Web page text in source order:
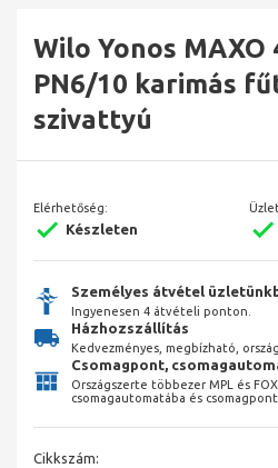
Wilo Yonos MAXO
PN6/10 karimás
szivattyú
Elérhetőség:
Készleten
Személyes átvétel
Ingyenesen 4 átvételi ponton.
Házhozszállítás
Kedvezményes, megbízható,
Csomagpont,
Országszerte többezer MPL és
csomagautomatába és
Cikkszám: